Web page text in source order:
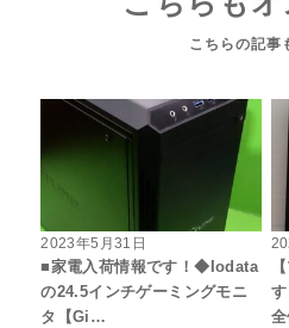
2023年5月31日
■家電入荷情報です！◆Iodata
の24.5インチゲーミングモニ
タ【Gi…